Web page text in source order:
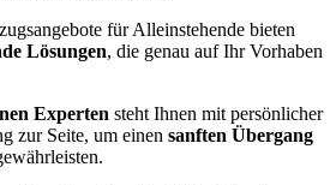
für Alleinstehende bieten
Lösungen, die genau auf Ihr Vorhaben
Experten steht Ihnen mit persönlicher
zur Seite, um einen sanften Übergang